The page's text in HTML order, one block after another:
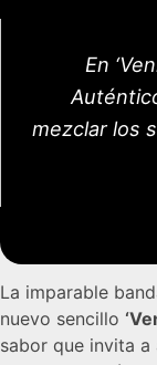
En
mezclar los
La imparable
nuevo sencillo
sabor que invita a